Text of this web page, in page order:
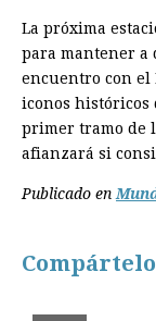
La próxima
para mantener a
encuentro con el
iconos históricos
primer tramo de
afianzará si
Publicado en